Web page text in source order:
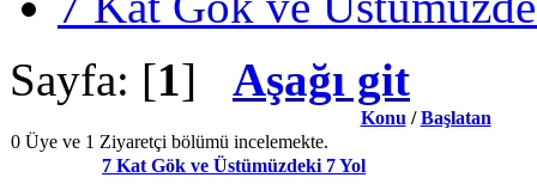
Sayfa: [1] Aşağı git
Konu /Başlatan
0 Üye ve 1 Ziyaretçi bölümü incelemekte.
7 Kat Gök ve Üstümüzdeki 7 Yol